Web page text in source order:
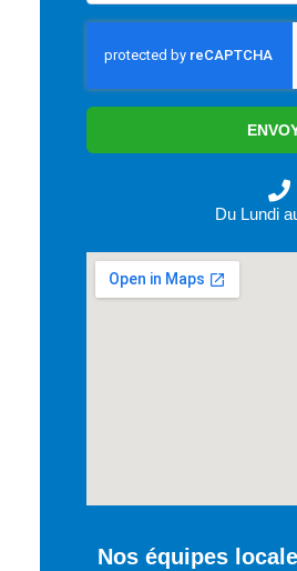
Du Lundi
Nos équipes